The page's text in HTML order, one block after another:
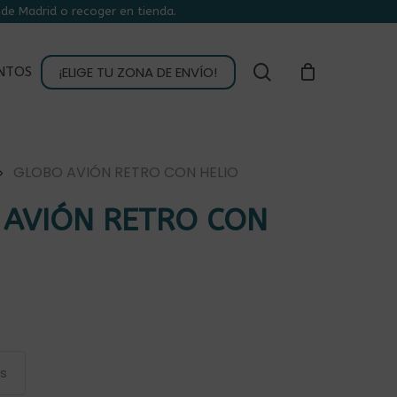
Madrid o recoger en tienda.
¡ELIGE TU ZONA DE ENVÍO! buscar
GLOBO AVIÓN RETRO CON HELIO
RETRO CON